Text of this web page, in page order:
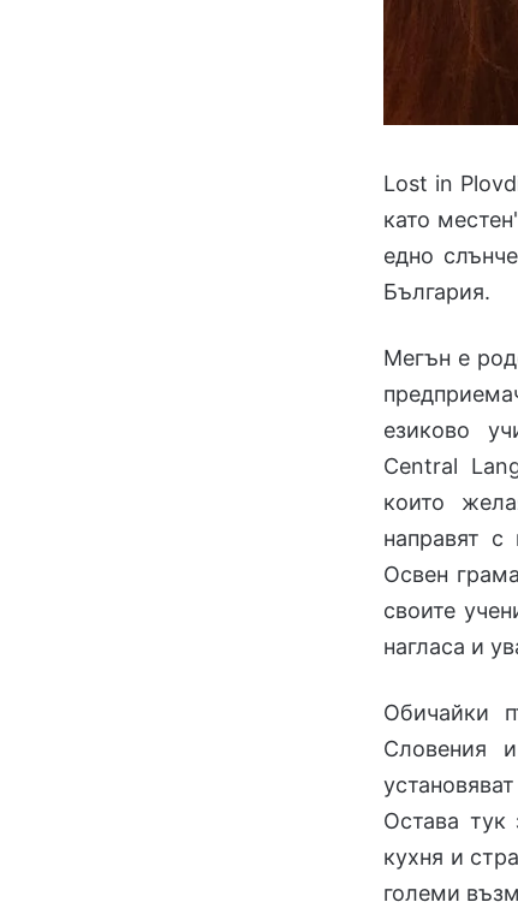
Lost in
като
едно
България.
Мегън е
езиково
Central
които
направят
Освен
своите
нагласа и
Обичайки
Словения
Остава тук
кухня и
големи